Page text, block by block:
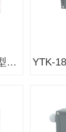
502/7D-C型（小型）压力开关/压力控制器